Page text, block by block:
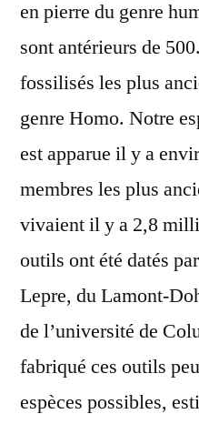
en pierre du genre
sont antérieurs de
fossilisés les plus
genre Homo. Notre
est apparue il y a
membres les plus
vivaient il y a 2,8
outils ont été datés
Lepre, du Lamont-
de l’université de
fabriqué ces outils
espèces possibles,